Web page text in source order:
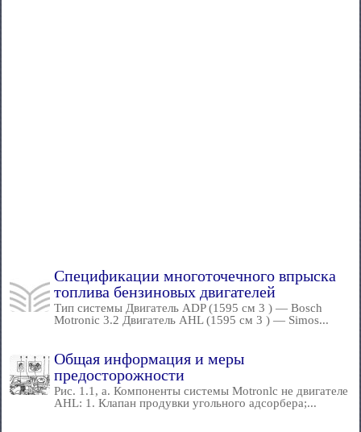
Спецификации многоточечного впрыска
топлива бензиновых двигателей
Тип системы Двигатель ADP (1595 см 3 ) — Bosch
Motronic 3.2 Двигатель AHL (1595 см 3 ) — Simos...
Общая информация и меры
предосторожности
Рис. 1.1, а. Компоненты системы Motronlc не двигателе
AHL: 1. Клапан продувки угольного адсорбера;...